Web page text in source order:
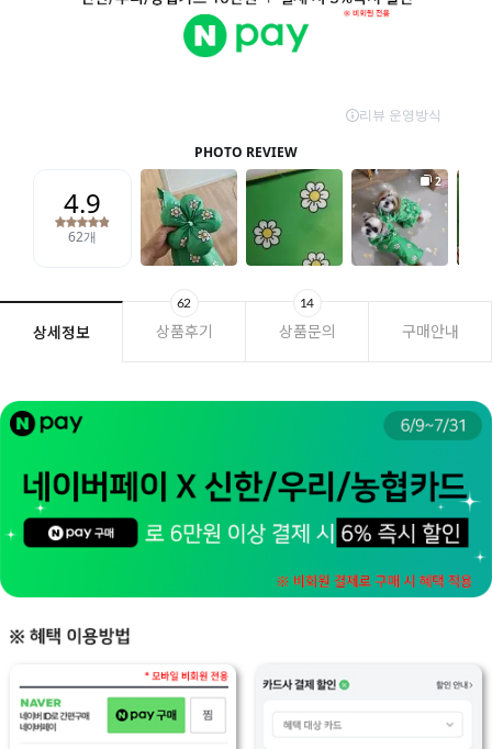
상세정보 상품후기
62
상품문의
14
구매안내